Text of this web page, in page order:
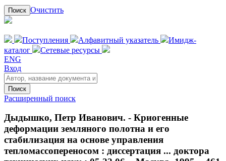
Поиск Очистить
Поступления Алфавитный указатель
Имидж-
каталог
Сетевые ресурсы
ENG
Вход
Поиск
Расширенный поиск
Дыдышко, Петр Иванович. - Криогенные
деформации земляного полотна и его
стабилизация на основе управления
тепломассопереносом : диссертация ... доктора